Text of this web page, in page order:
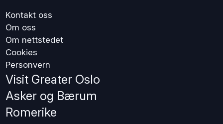
Kontakt oss
Om oss
Om nettstedet
Cookies
Personvern
Visit Greater Oslo
Asker og Bærum
Romerike